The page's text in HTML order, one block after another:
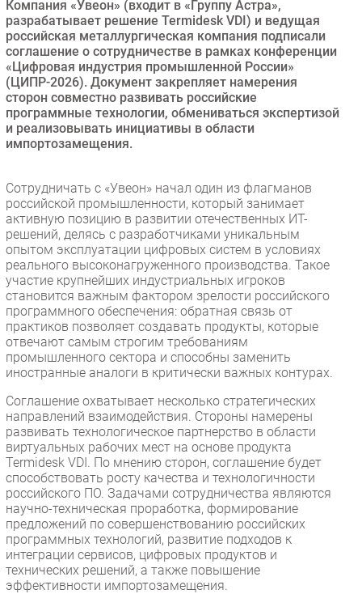
Здоровье
РАЗДЕЛЫ
Новости
Аналитика
Интервью
Проекты
IT класс
Тестовый стенд
Каталог компаний
Компания «Увеон» (входит в «Группу Астра»,
разрабатывает решение Termidesk VDI) и ведущая
российская металлургическая компания подписали
соглашение о сотрудничестве в рамках конференции
«Цифровая индустрия промышленной России»
(ЦИПР-2026). Документ закрепляет намерения
сторон совместно развивать российские
программные технологии, обмениваться экспертизой
и реализовывать инициативы в области
импортозамещения.
Сотрудничать с «Увеон» начал один из флагманов
российской промышленности, который занимает
активную позицию в развитии отечественных ИТ-
решений, делясь с разработчиками уникальным
опытом эксплуатации цифровых систем в условиях
реального высоконагруженного производства. Такое
участие крупнейших индустриальных игроков
становится важным фактором зрелости российского
программного обеспечения: обратная связь от
практиков позволяет создавать продукты, которые
отвечают самым строгим требованиям
промышленного сектора и способны заменить
иностранные аналоги в критически важных контурах.
Соглашение охватывает несколько стратегических
направлений взаимодействия. Стороны намерены
развивать технологическое партнерство в области
виртуальных рабочих мест на основе продукта
Termidesk VDI. По мнению сторон, соглашение будет
способствовать росту качества и технологичности
российского ПО. Задачами сотрудничества являются
научно-техническая проработка, формирование
предложений по совершенствованию российских
программных технологий, развитие подходов к
интеграции сервисов, цифровых продуктов и
технических решений, а также повышение
эффективности импортозамещения.